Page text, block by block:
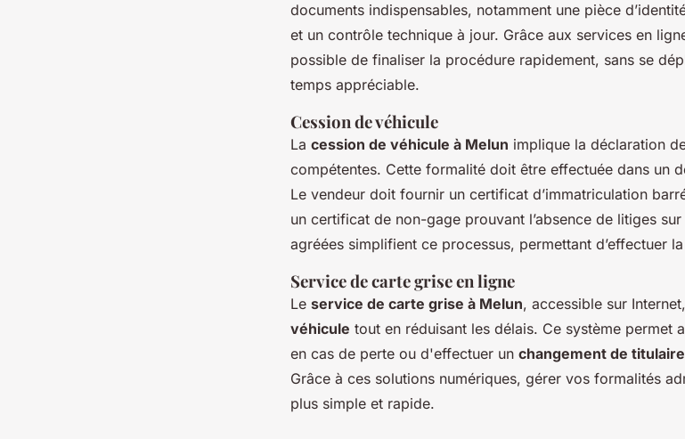
documents indispensables, notamment une pièce
et un contrôle technique à jour. Grâce aux services en
possible de finaliser la procédure rapidement, sans se
temps appréciable.
Cession de véhicule
La cession de véhicule à Melun implique la déclaration
compétentes. Cette formalité doit être effectuée dans un
Le vendeur doit fournir un certificat d’immatriculation
un certificat de non-gage prouvant l’absence de litiges
agréées simplifient ce processus, permettant d’effectuer
Service de carte grise en ligne
Le service de carte grise à Melun, accessible sur
véhicule tout en réduisant les délais. Ce système permet
en cas de perte ou d'effectuer un changement de
Grâce à ces solutions numériques, gérer vos formalités
plus simple et rapide.